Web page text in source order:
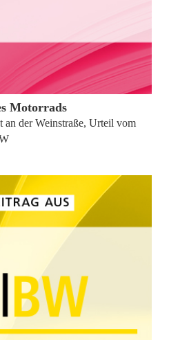
Müller
Motorrads
an der Weinstraße, Urteil vom